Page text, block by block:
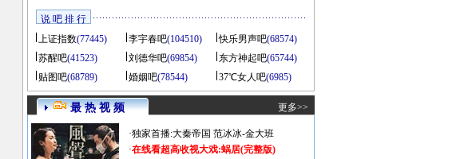
说 吧 排 行
上证指数(77445) 李宇春吧(104510) 快乐男声吧(68574)
苏醒吧(41523) 刘德华吧(69854) 东方神起吧(65744)
贴图吧(68789) 婚姻吧(78544) 37℃女人吧(6985)
最 热 视 频 更多>>
·独家首播:大秦帝国 范冰冰-金大班
·在线看超高收视大戏:蜗居(完整版)